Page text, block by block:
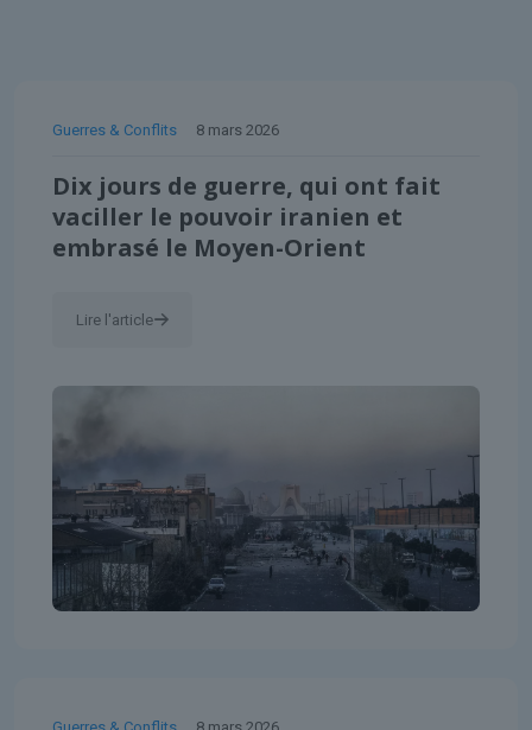
Guerres & Conflits 8 mars 2026
Dix jours de guerre, qui ont fait
vaciller le pouvoir iranien et
embrasé le Moyen-Orient
Lire l'article